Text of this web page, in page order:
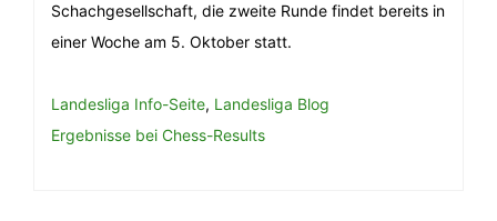
Schachgesellschaft, die zweite Runde findet bereits in
einer Woche am 5. Oktober statt.
Landesliga Info-Seite, Landesliga Blog
Ergebnisse bei Chess-Results